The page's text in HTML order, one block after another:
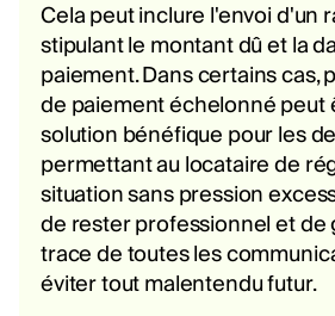
Cela peut inclure l'envoi d'un
stipulant le montant dû et la
paiement. Dans certains cas,
de paiement échelonné peut
solution bénéfique pour les
permettant au locataire de
situation sans pression
de rester professionnel et de
trace de toutes les
éviter tout malentendu futur.